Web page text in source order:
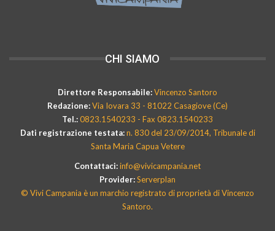
CHI SIAMO
Direttore Responsabile:Vincenzo Santoro
Redazione:Via Iovara 33 - 81022 Casagiove (Ce)
Tel.:0823.1540233 - Fax 0823.1540233
Dati registrazione testata:n. 830 del 23/09/2014, Tribunale di
Santa Maria Capua Vetere
Contattaci:info@vivicampania.net
Provider:Serverplan
© Vivi Campania è un marchio registrato di proprietà di Vincenzo
Santoro.